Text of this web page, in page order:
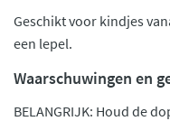
Geschikt voor kindjes
een lepel.
Waarschuwingen en
BELANGRIJK: Houd de